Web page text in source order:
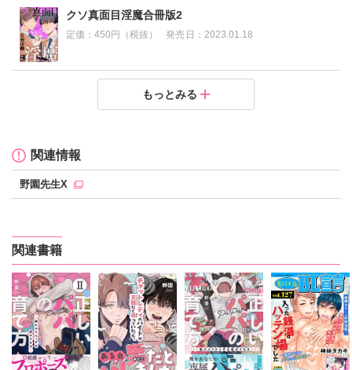
クソ真面目淫魔合冊版2
定価：450円（税抜） 発売日： 2023.01.18
クソ真面目淫魔合冊版1
450円（税抜） 発売日：2022.12.09
もっとみる
関連情報
野園先生X
関連書籍